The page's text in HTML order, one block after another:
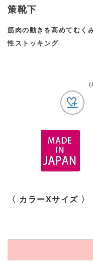
策靴下
筋肉の動きを高めてむく
性ストッキング
(
〈 カラーXサイズ 〉